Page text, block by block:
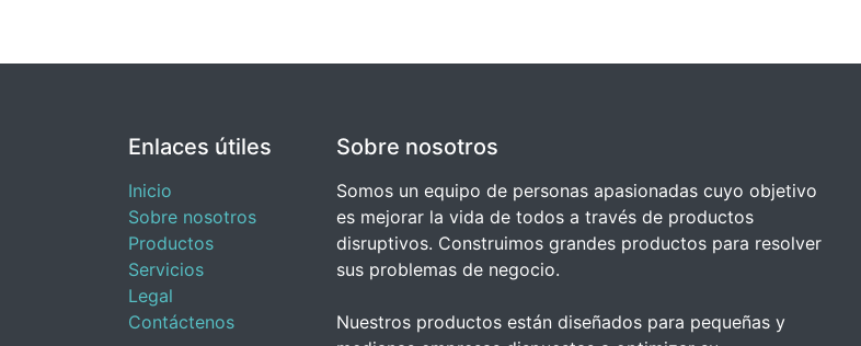
Enlaces útiles
Inicio
Sobre nosotros
Productos
Servicios
Legal
Contáctenos
Sobre nosotros
Somos un equipo de personas apasionadas cuyo objetivo
es mejorar la vida de todos a través de productos
disruptivos. Construimos grandes productos para resolver
sus problemas de negocio.
Nuestros productos están diseñados para pequeñas y